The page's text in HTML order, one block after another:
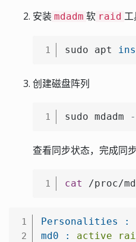
安装 mdadm 软 raid 工
1 sudo apt
创建磁盘阵列
1 sudo mdadm
查看同步状态，完成同
1 cat /proc/
1
2
Personalities :
md0 :
active